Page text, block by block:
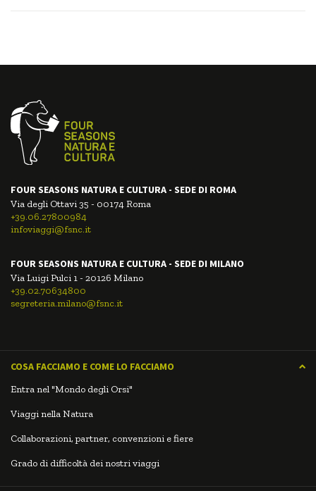
FOUR SEASONS NATURA E CULTURA - SEDE DI ROMA
Via degli Ottavi 35 - 00174 Roma
+39.06.27800984
infoviaggi@fsnc.it
FOUR SEASONS NATURA E CULTURA - SEDE DI MILANO
Via Luigi Pulci 1 - 20126 Milano
+39.02.70634800
segreteria.milano@fsnc.it
COSA FACCIAMO E COME LO FACCIAMO
Entra nel "Mondo degli Orsi"
Viaggi nella Natura
Collaborazioni, partner, convenzioni e fiere
Grado di difficoltà dei nostri viaggi